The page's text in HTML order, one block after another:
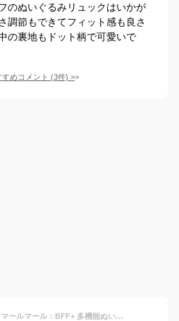
のぬいぐるみリュックはいかが
調節もできてフィット感も良さ
の裏地もドット柄で可愛いで
めコメント (3件) >
【全4種】MARLMARL マールマール：BFF+ 多機能ぬいぐるみリュック［ラッピング.のし.メッセージ無料］リュック／クッション／肩紐に名入れ刺しゅう可／出産祝い／誕生日祝い／ベビー／キッズ／男の子／女の子／ギフト／プレゼント／送料無料